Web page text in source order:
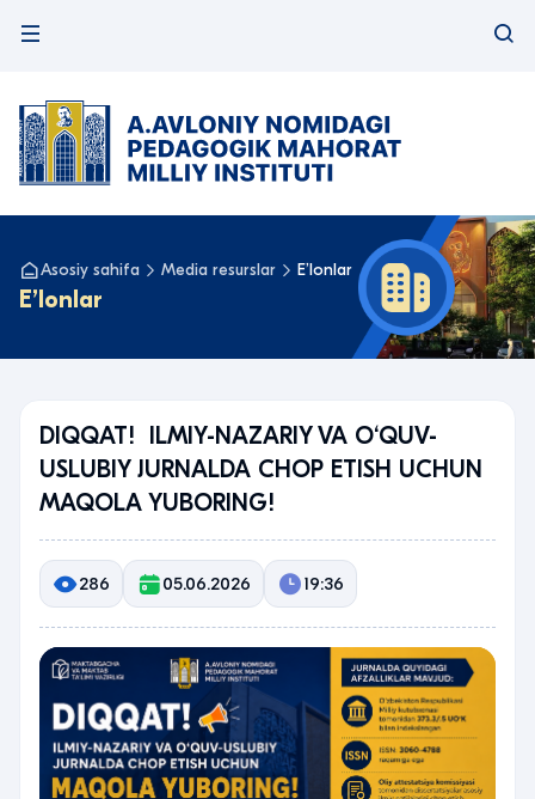
Asosiy sahifa Media resurslar Eʼlonlar
Eʼlonlar
DIQQAT! ILMIY-NAZARIY VA O‘QUV-
USLUBIY JURNALDA CHOP ETISH UCHUN
MAQOLA YUBORING!
286 05.06.2026 19:36